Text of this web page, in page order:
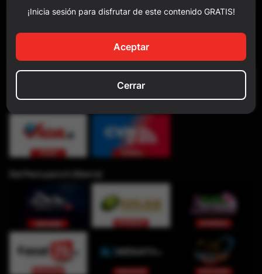
¡Inicia sesión para disfrutar de este contenido GRATIS!
Aceptar
Cerrar